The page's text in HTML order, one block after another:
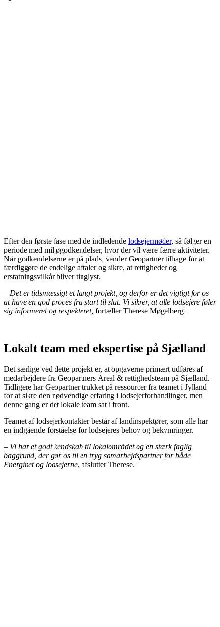
Efter den første fase med de indledende lodsejermøder, så følger en
periode med miljøgodkendelser, hvor der vil være færre aktiviteter.
Når godkendelserne er på plads, vender Geopartner tilbage for at
færdiggøre de endelige aftaler og sikre, at rettigheder og
erstatningsvilkår bliver tinglyst.
– Det er tidsmæssigt et langt projekt, og derfor er det vigtigt for os
at have en god proces fra start til slut. Vi sikrer, at alle lodsejere føler
sig informeret og respekteret, fortæller Therese Møgelberg.
Lokalt team med ekspertise på Sjælland
Det særlige ved dette projekt er, at opgaverne primært udføres af
medarbejdere fra Geopartners Areal & rettighedsteam på Sjælland.
Tidligere har Geopartner trukket på ressourcer fra teamet i Jylland
for at sikre den nødvendige erfaring i lodsejerforhandlinger, men
denne gang er det lokale team sat i front.
Teamet af lodsejerkontakter består af landinspektører, som alle har
en indgående forståelse for lodsejeres behov og bekymringer.
– Vi har et godt kendskab til lokalområdet og en stærk faglig
baggrund, der gør os til en tryg samarbejdspartner for både
Energinet og lodsejerne, afslutter Therese.